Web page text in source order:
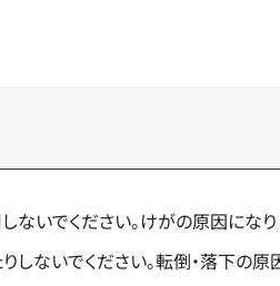
いでください。けがの原因になり
しないでください。転倒・落下の原